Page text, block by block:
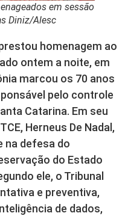
em sessão
Diniz/Alesc
homenagem ao
ontem a noite, em
marcou os 70 anos
pelo controle
Catarina. Em seu
Herneus De Nadal,
na defesa do
do Estado
ele, o Tribunal
e preventiva,
de dados,